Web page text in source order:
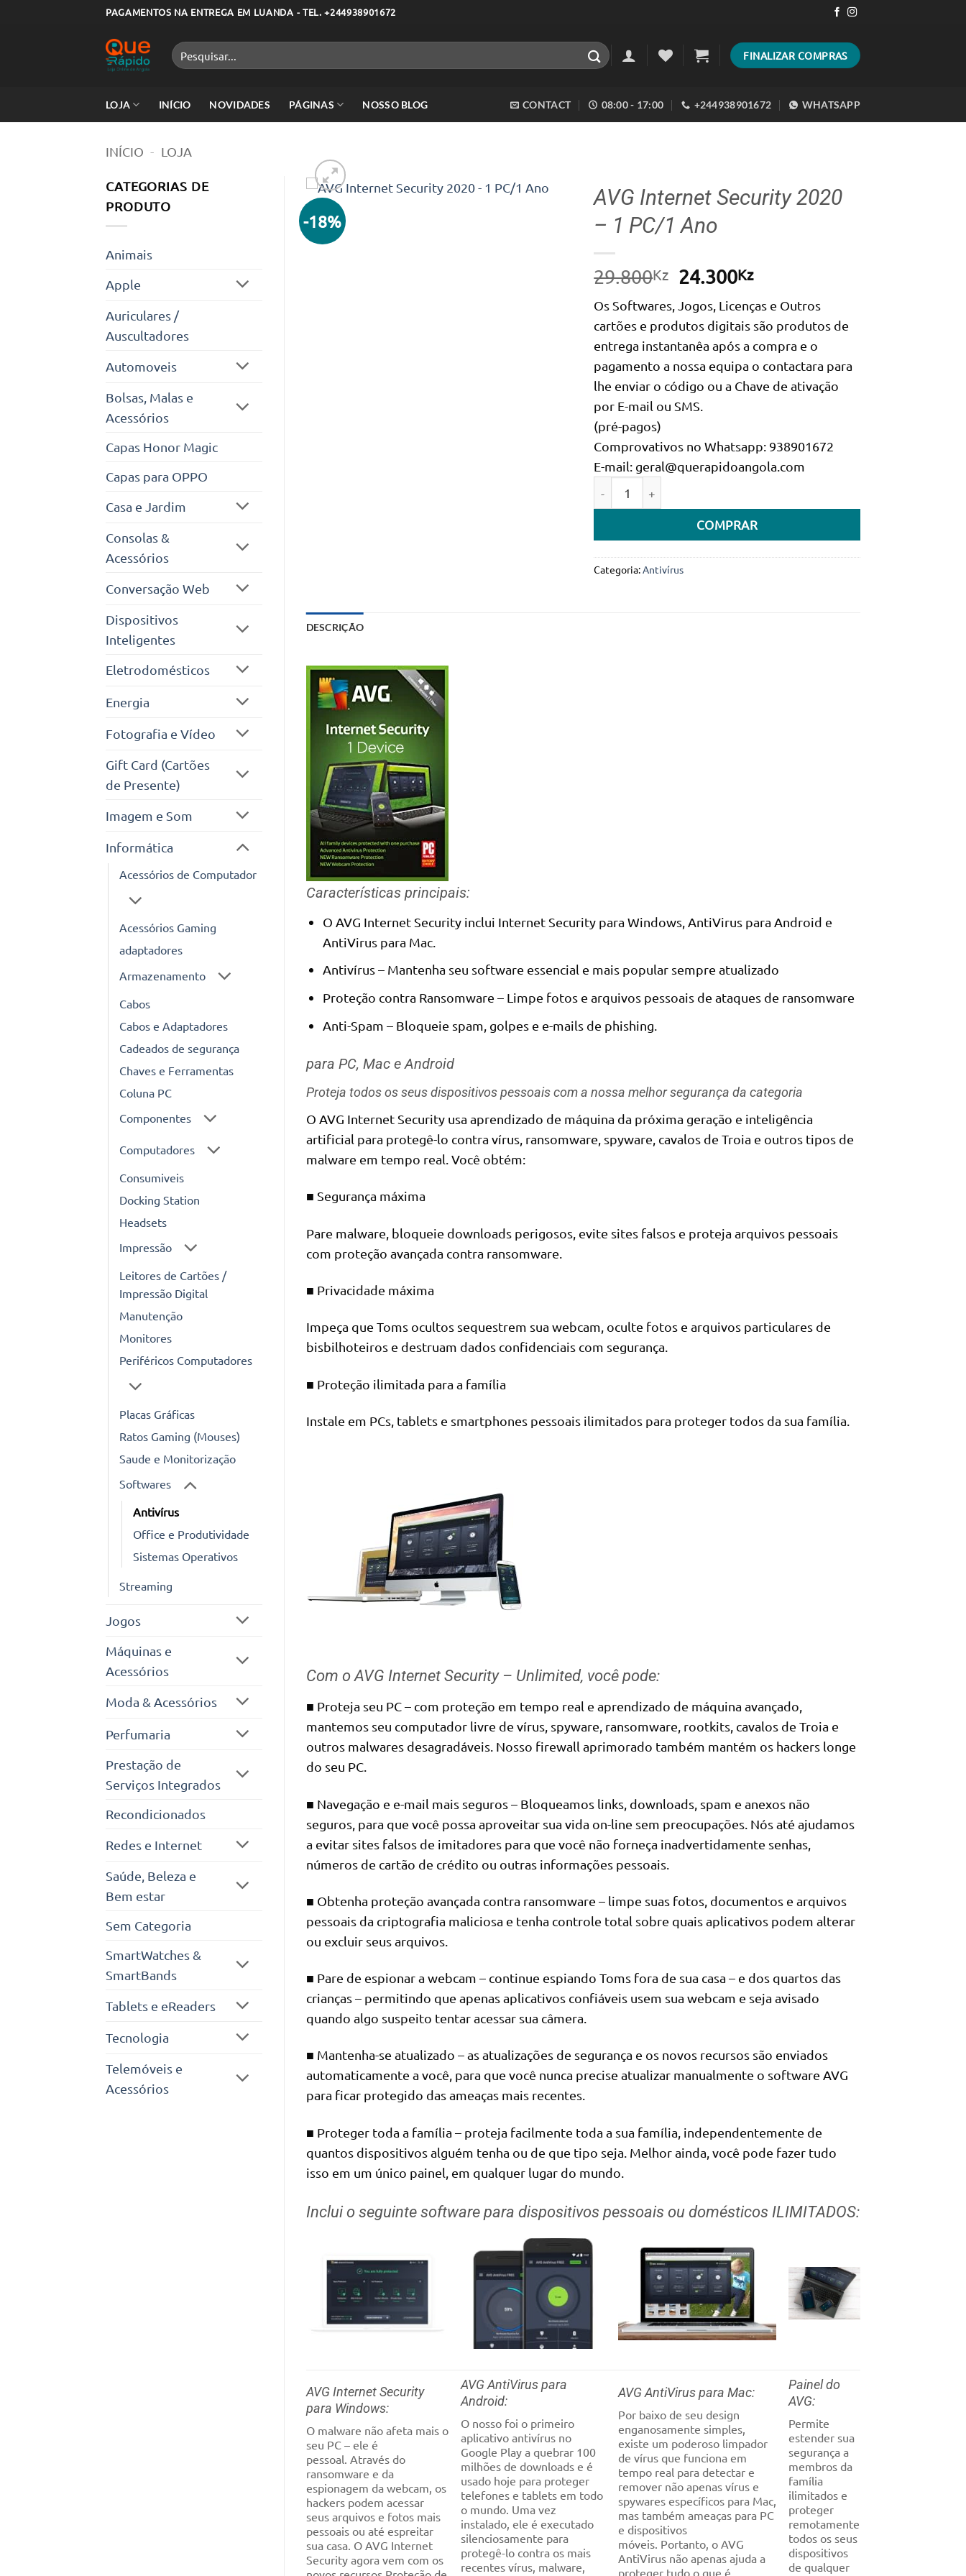
PAGAMENTOS NA ENTREGA EM LUANDA - TEL. +244938901672
Pesquisar
por:
FINALIZAR COMPRAS
LOJA INÍCIO NOVIDADES PÁGINAS NOSSO BLOG CONTACT 08:00 - 17:00 +244938901672 WHATSAPP
INÍCIO - LOJA
CATEGORIAS DE
PRODUTO
Animais
Apple
Auriculares /
Auscultadores
Automoveis
Bolsas, Malas e
Acessórios
Capas Honor Magic
Capas para OPPO
Casa e Jardim
Consolas &
Acessórios
Conversação Web
Dispositivos
Inteligentes
Eletrodomésticos
Energia
Fotografia e Vídeo
Gift Card (Cartões
de Presente)
Imagem e Som
Informática
Acessórios de Computador
Acessórios Gaming
adaptadores
Armazenamento
Cabos
Cabos e Adaptadores
Cadeados de segurança
Chaves e Ferramentas
Coluna PC
Componentes
Computadores
Consumiveis
Docking Station
Headsets
Impressão
Leitores de Cartões /
Impressão Digital
Manutenção
Monitores
Periféricos Computadores
Placas Gráficas
Ratos Gaming (Mouses)
Saude e Monitorização
Softwares
Antivírus
Office e Produtividade
Sistemas Operativos
Streaming
Jogos
Máquinas e
Acessórios
Moda & Acessórios
Perfumaria
Prestação de
Serviços Integrados
Recondicionados
Redes e Internet
Saúde, Beleza e
Bem estar
Sem Categoria
SmartWatches &
SmartBands
Tablets e eReaders
Tecnologia
Telemóveis e
Acessórios
-18%
AVG Internet Security 2020
– 1 PC/1 Ano
29.800Kz O
original
era:
29.800Kz.
24.300KzO
atual
é:
24.300Kz.
Os Softwares, Jogos, Licenças e Outros
cartões e produtos digitais são produtos de
entrega instantanêa após a compra e o
pagamento a nossa equipa o contactara para
lhe enviar o código ou a Chave de ativação
por E-mail ou SMS.
(pré-pagos)
Comprovativos no Whatsapp: 938901672
E-mail: geral@querapidoangola.com
COMPRAR
Categoria:Antivírus
DESCRIÇÃO
Características principais:
O AVG Internet Security inclui Internet Security para Windows, AntiVirus para Android e
AntiVirus para Mac.
Antivírus – Mantenha seu software essencial e mais popular sempre atualizado
Proteção contra Ransomware – Limpe fotos e arquivos pessoais de ataques de ransomware
Anti-Spam – Bloqueie spam, golpes e e-mails de phishing.
para PC, Mac e Android
Proteja todos os seus dispositivos pessoais com a nossa melhor segurança da categoria
O AVG Internet Security usa aprendizado de máquina da próxima geração e inteligência
artificial para protegê-lo contra vírus, ransomware, spyware, cavalos de Troia e outros tipos de
malware em tempo real. Você obtém:
■ Segurança máxima
Pare malware, bloqueie downloads perigosos, evite sites falsos e proteja arquivos pessoais
com proteção avançada contra ransomware.
■ Privacidade máxima
Impeça que Toms ocultos sequestrem sua webcam, oculte fotos e arquivos particulares de
bisbilhoteiros e destruam dados confidenciais com segurança.
■ Proteção ilimitada para a família
Instale em PCs, tablets e smartphones pessoais ilimitados para proteger todos da sua família.
Com o AVG Internet Security – Unlimited, você pode:
■ Proteja seu PC – com proteção em tempo real e aprendizado de máquina avançado,
mantemos seu computador livre de vírus, spyware, ransomware, rootkits, cavalos de Troia e
outros malwares desagradáveis. Nosso firewall aprimorado também mantém os hackers longe
do seu PC.
■ Navegação e e-mail mais seguros – Bloqueamos links, downloads, spam e anexos não
seguros, para que você possa aproveitar sua vida on-line sem preocupações. Nós até ajudamos
a evitar sites falsos de imitadores para que você não forneça inadvertidamente senhas,
números de cartão de crédito ou outras informações pessoais.
■ Obtenha proteção avançada contra ransomware – limpe suas fotos, documentos e arquivos
pessoais da criptografia maliciosa e tenha controle total sobre quais aplicativos podem alterar
ou excluir seus arquivos.
■ Pare de espionar a webcam – continue espiando Toms fora de sua casa – e dos quartos das
crianças – permitindo que apenas aplicativos confiáveis ​​usem sua webcam e seja avisado
quando algo suspeito tentar acessar sua câmera.
■ Mantenha-se atualizado – as atualizações de segurança e os novos recursos são enviados
automaticamente a você, para que você nunca precise atualizar manualmente o software AVG
para ficar protegido das ameaças mais recentes.
■ Proteger toda a família – proteja facilmente toda a sua família, independentemente de
quantos dispositivos alguém tenha ou de que tipo seja. Melhor ainda, você pode fazer tudo
isso em um único painel, em qualquer lugar do mundo.
Inclui o seguinte software para dispositivos pessoais ou domésticos ILIMITADOS:
AVG Internet Security
para Windows:
O malware não afeta mais o
seu PC – ele é
pessoal. Através do
ransomware e da
espionagem da webcam, os
hackers podem acessar
seus arquivos e fotos mais
pessoais ou até espreitar
sua casa. O AVG Internet
Security agora vem com os
AVG AntiVirus para
Android:
O nosso foi o primeiro
aplicativo antivírus no
Google Play a quebrar 100
milhões de downloads e é
usado hoje para proteger
telefones e tablets em todo
o mundo. Uma vez
instalado, ele é executado
silenciosamente para
protegê-lo contra os mais
recentes vírus, malware,
AVG AntiVirus para Mac:
Por baixo de seu design
enganosamente simples,
existe um poderoso limpador
de vírus que funciona em
tempo real para detectar e
remover não apenas vírus e
spywares específicos para Mac,
mas também ameaças para PC
e dispositivos
móveis. Portanto, o AVG
AntiVirus não apenas ajuda a
proteger tudo o que é
Painel do
AVG:
Permite
estender sua
segurança a
membros da
família
ilimitados e
proteger
remotamente
todos os seus
dispositivos
de qualquer